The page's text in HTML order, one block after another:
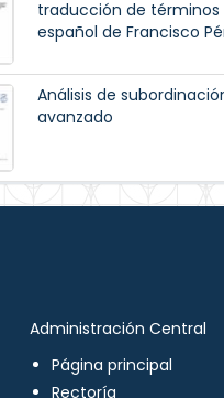
traducción de
español de Francisco
Análisis de
avanzado
Administración Central
Página principal
Rectoría